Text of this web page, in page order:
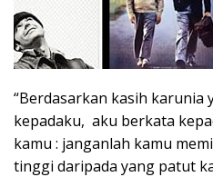
“Berdasarkan kasih karunia
kepadaku, aku berkata
kamu : janganlah kamu
tinggi daripada yang patut